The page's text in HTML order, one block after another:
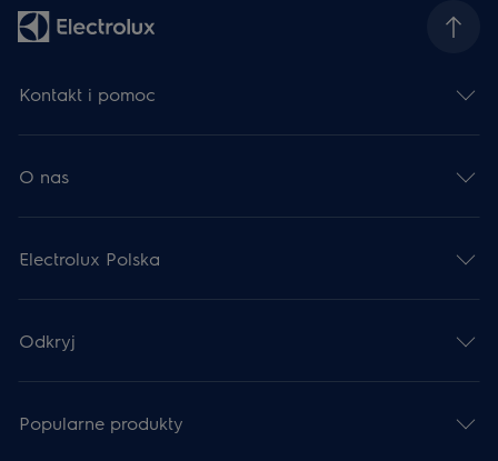
Kontakt i pomoc
O nas
Electrolux Polska
Odkryj
Popularne produkty